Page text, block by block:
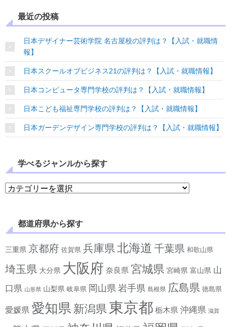
最近の投稿
日本デザイナー芸術学院 名古屋校の評判は？【入試・就職情
報】
日本スクールオブビジネス21の評判は？【入試・就職情報】
日本コンピュータ専門学校の評判は？【入試・就職情報】
日本こども福祉専門学校の評判は？【入試・就職情報】
日本ガーデンデザイン専門学校の評判は？【入試・就職情報】
学べるジャンルから探す
学べるジャンルから探す
都道府県から探す
三重県 京都府 佐賀県 兵庫県 北海道 千葉県 和歌山県
埼玉県 大分県 大阪府 奈良県 宮城県 宮崎県 富山県 山
口県 山形県 山梨県 岐阜県 岡山県 岩手県 島根県 広島県 徳島県
愛媛県 愛知県 新潟県 東京都 栃木県 沖縄県 滋賀